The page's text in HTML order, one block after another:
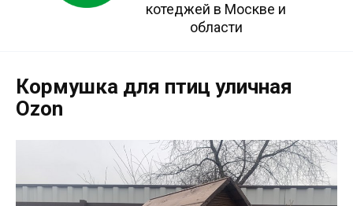
котеджей в Москве и
области
Кормушка для птиц уличная
Ozon